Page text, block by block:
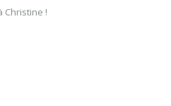
Christine !